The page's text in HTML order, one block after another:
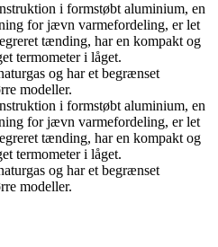
i formstøbt aluminium, en
for jævn varmefordeling, er let
tænding, har en kompakt og
termometer i låget.
og har et begrænset
modeller.
i formstøbt aluminium, en
for jævn varmefordeling, er let
tænding, har en kompakt og
termometer i låget.
og har et begrænset
modeller.